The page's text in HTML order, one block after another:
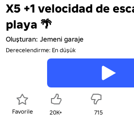
X5 +1 velocidad de
playa 🌴
Oluşturan: Jemeni garaje
Derecelendirme: En düşük
Favorile 20K+ 715